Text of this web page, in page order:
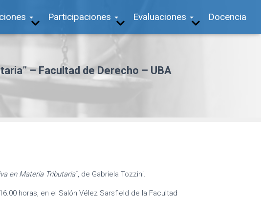
Participaciones Evaluaciones Docencia
– Facultad de Derecho – UBA
en Materia Tributaria“, de Gabriela Tozzini.
horas, en el Salón Vélez Sarsfield de la Facultad